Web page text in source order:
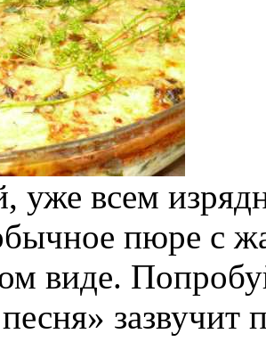
уже всем
пюре с
виде.
зазвучит